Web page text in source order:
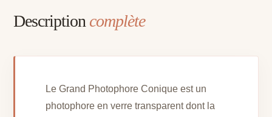
Description complète
Le Grand Photophore Conique est un
photophore en verre transparent dont la